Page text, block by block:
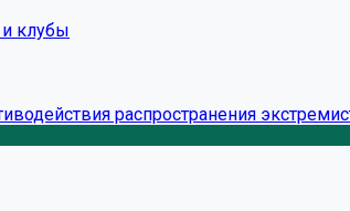
клубы
распространения